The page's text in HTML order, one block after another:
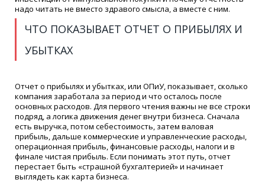
надо читать не вместо здравого смысла, а вместе с ним.
ЧТО ПОКАЗЫВАЕТ ОТЧЕТ О ПРИБЫЛЯХ И
УБЫТКАХ
Отчет о прибылях и убытках, или ОПиУ, показывает, сколько
компания заработала за период и что осталось после
основных расходов. Для первого чтения важны не все строки
подряд, а логика движения денег внутри бизнеса. Сначала
есть выручка, потом себестоимость, затем валовая
прибыль, дальше коммерческие и управленческие расходы,
операционная прибыль, финансовые расходы, налоги и в
финале чистая прибыль. Если понимать этот путь, отчет
перестает быть «страшной бухгалтерией» и начинает
выглядеть как карта бизнеса.